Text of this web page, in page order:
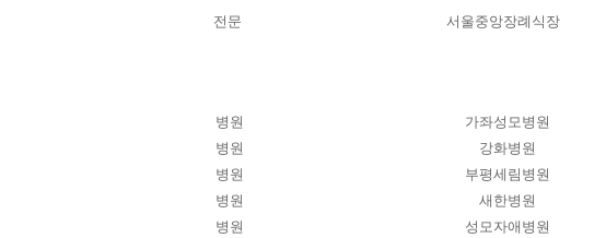
전문
서울중앙장례식장
병원 가좌성모병원
병원
강화병원
병원
부평세림병원
병원
새한병원
병원
성모자애병원